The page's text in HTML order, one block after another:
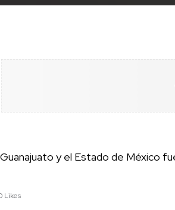
y el Estado de México
Likes